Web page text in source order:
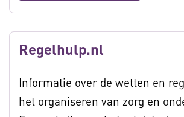
Regelhulp.nl
Informatie over de wetten en
het organiseren van zorg en